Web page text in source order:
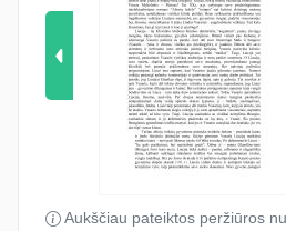
Aukščiau pateiktos peržiūros